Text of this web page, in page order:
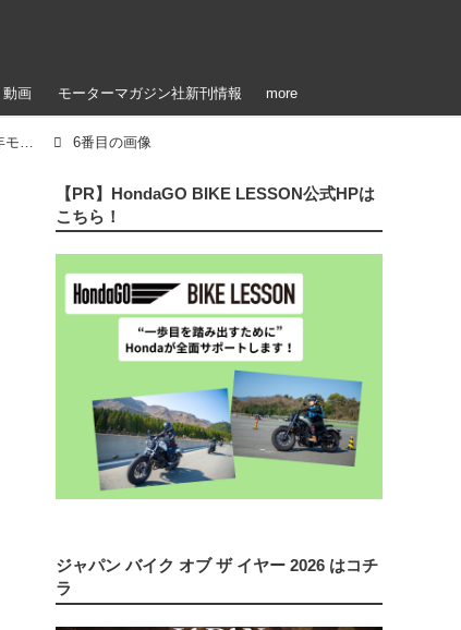
動画 モーターマガジン社新刊情報 more
【写真25枚】ホンダ「フォルツァ350」欧州仕様・2025年モデル 6番目の画像
【PR】HondaGO BIKE LESSON公式HPは
こちら！
ジャパン バイク オブ ザ イヤー 2026 はコチ
ラ